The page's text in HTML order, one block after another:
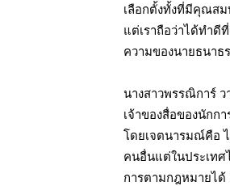
เลือกตั้งทั้งที่มีคุณสม
แต่เราถือว่าได้ทำดี
ความของนายธนาธร
นางสาวพรรณิการ์
เจ้าของสื่อของนักก
โดยเจตนารมณ์คือ
คนอื่นแต่ในประเทศ
การตามกฎหมายได้